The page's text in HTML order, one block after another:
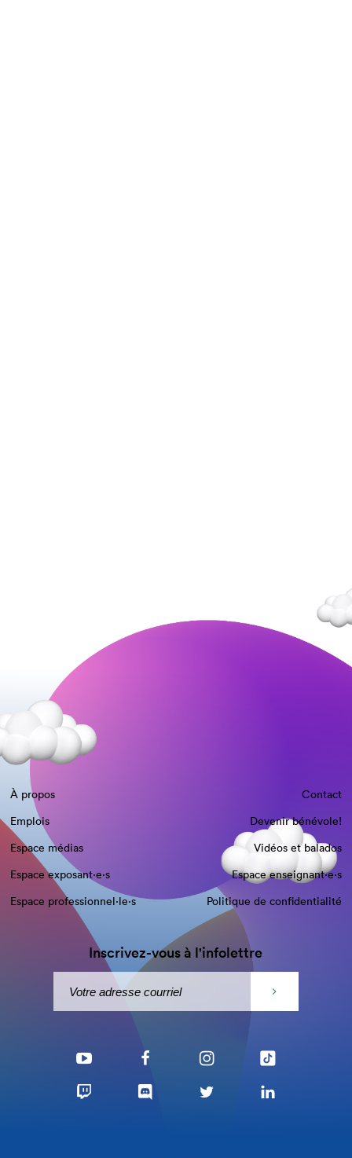
À propos
Contact
Emplois
Devenir bénévole!
Espace médias
Vidéos et balados
Espace exposant·e⋅s
Espace enseignant·e⋅s
Espace professionnel·le⋅s
Politique de confidentialité
Inscrivez-vous à l'infolettre